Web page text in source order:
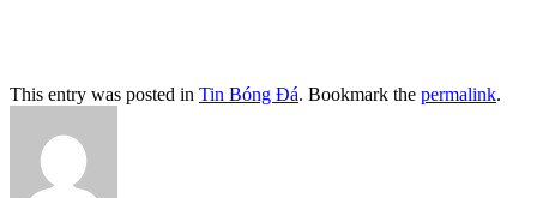
This entry was posted in Tin Bóng Đá. Bookmark the permalink.